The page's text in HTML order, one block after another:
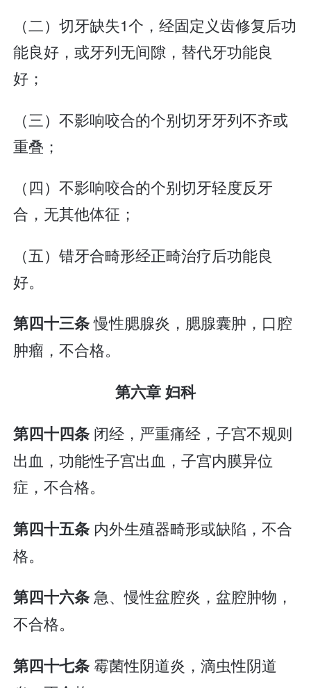
（二）切牙缺失1个，经固定义齿修复后功
能良好，或牙列无间隙，替代牙功能良
好；
（三）不影响咬合的个别切牙牙列不齐或
重叠；
（四）不影响咬合的个别切牙轻度反牙
合，无其他体征；
（五）错牙合畸形经正畸治疗后功能良
好。
第四十三条慢性腮腺炎，腮腺囊肿，口腔
肿瘤，不合格。
第六章 妇科
第四十四条 闭经，严重痛经，子宫不规则
出血，功能性子宫出血，子宫内膜异位
症，不合格。
第四十五条 内外生殖器畸形或缺陷，不合
格。
第四十六条急、慢性盆腔炎，盆腔肿物，
不合格。
第四十七条霉菌性阴道炎，滴虫性阴道